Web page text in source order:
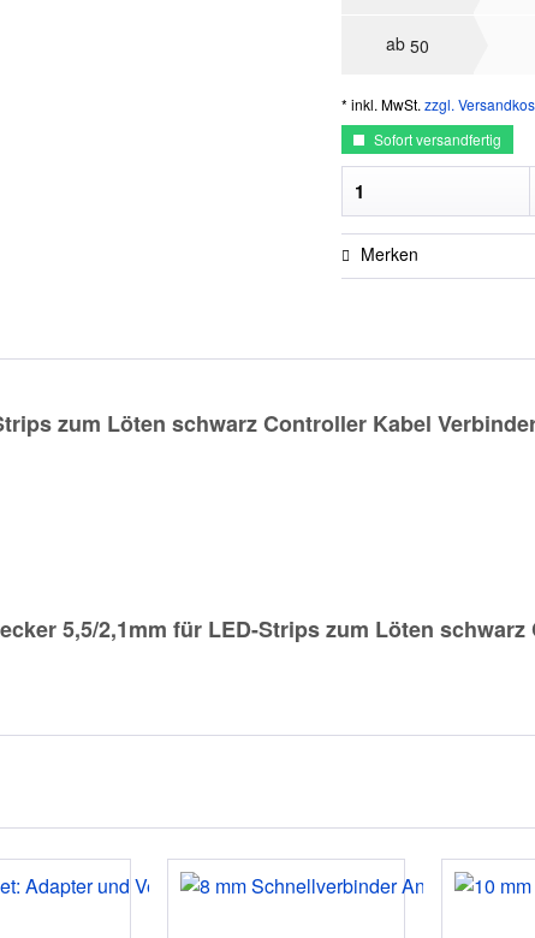
ab50
* inkl. MwSt.zzgl.
Sofort versandfertig
Merken
zum Löten schwarz Controller Kabel
5,5/2,1mm für LED-Strips zum Löten